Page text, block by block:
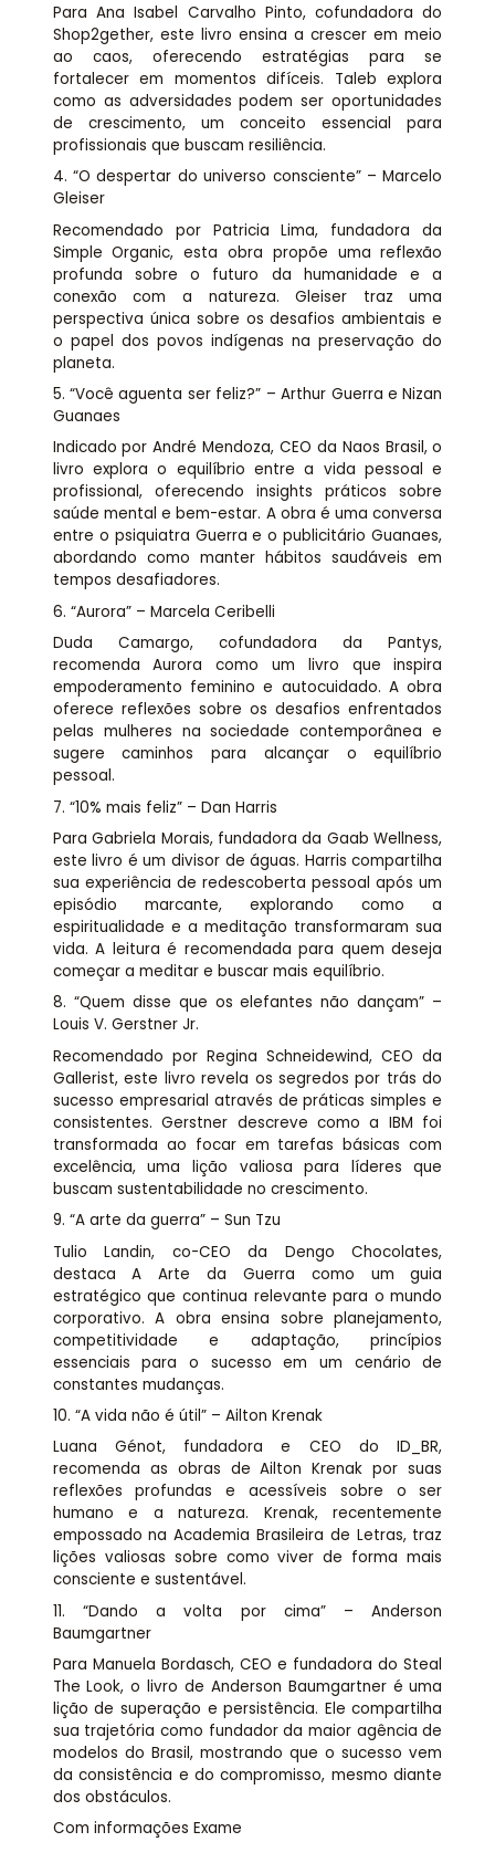
Para Ana Isabel Carvalho Pinto, cofundadora do
Shop2gether, este livro ensina a crescer em meio
ao caos, oferecendo estratégias para se
fortalecer em momentos difíceis. Taleb explora
como as adversidades podem ser oportunidades
de crescimento, um conceito essencial para
profissionais que buscam resiliência.
4. “O despertar do universo consciente” – Marcelo
Gleiser
Recomendado por Patricia Lima, fundadora da
Simple Organic, esta obra propõe uma reflexão
profunda sobre o futuro da humanidade e a
conexão com a natureza. Gleiser traz uma
perspectiva única sobre os desafios ambientais e
o papel dos povos indígenas na preservação do
planeta.
5. “Você aguenta ser feliz?” – Arthur Guerra e Nizan
Guanaes
Indicado por André Mendoza, CEO da Naos Brasil, o
livro explora o equilíbrio entre a vida pessoal e
profissional, oferecendo insights práticos sobre
saúde mental e bem-estar. A obra é uma conversa
entre o psiquiatra Guerra e o publicitário Guanaes,
abordando como manter hábitos saudáveis em
tempos desafiadores.
6. “Aurora” – Marcela Ceribelli
Duda Camargo, cofundadora da Pantys,
recomenda Aurora como um livro que inspira
empoderamento feminino e autocuidado. A obra
oferece reflexões sobre os desafios enfrentados
pelas mulheres na sociedade contemporânea e
sugere caminhos para alcançar o equilíbrio
pessoal.
7. “10% mais feliz” – Dan Harris
Para Gabriela Morais, fundadora da Gaab Wellness,
este livro é um divisor de águas. Harris compartilha
sua experiência de redescoberta pessoal após um
episódio marcante, explorando como a
espiritualidade e a meditação transformaram sua
vida. A leitura é recomendada para quem deseja
começar a meditar e buscar mais equilíbrio.
8. “Quem disse que os elefantes não dançam” –
Louis V. Gerstner Jr.
Recomendado por Regina Schneidewind, CEO da
Gallerist, este livro revela os segredos por trás do
sucesso empresarial através de práticas simples e
consistentes. Gerstner descreve como a IBM foi
transformada ao focar em tarefas básicas com
excelência, uma lição valiosa para líderes que
buscam sustentabilidade no crescimento.
9. “A arte da guerra” – Sun Tzu
Tulio Landin, co-CEO da Dengo Chocolates,
destaca A Arte da Guerra como um guia
estratégico que continua relevante para o mundo
corporativo. A obra ensina sobre planejamento,
competitividade e adaptação, princípios
essenciais para o sucesso em um cenário de
constantes mudanças.
10. “A vida não é útil” – Ailton Krenak
Luana Génot, fundadora e CEO do ID_BR,
recomenda as obras de Ailton Krenak por suas
reflexões profundas e acessíveis sobre o ser
humano e a natureza. Krenak, recentemente
empossado na Academia Brasileira de Letras, traz
lições valiosas sobre como viver de forma mais
consciente e sustentável.
11. “Dando a volta por cima” – Anderson
Baumgartner
Para Manuela Bordasch, CEO e fundadora do Steal
The Look, o livro de Anderson Baumgartner é uma
lição de superação e persistência. Ele compartilha
sua trajetória como fundador da maior agência de
modelos do Brasil, mostrando que o sucesso vem
da consistência e do compromisso, mesmo diante
dos obstáculos.
Com informações Exame